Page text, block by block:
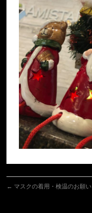
← マスクの着用・検温のお願い